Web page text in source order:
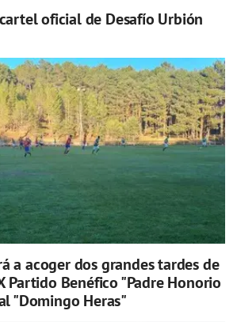
oficial de Desafío Urbión
a acoger dos grandes tardes de
Benéfico "Padre Honorio
"Domingo Heras"